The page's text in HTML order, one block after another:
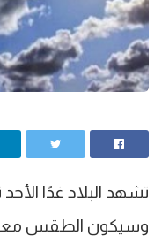
تشهد البلاد غدًا
وسيكون الطقس